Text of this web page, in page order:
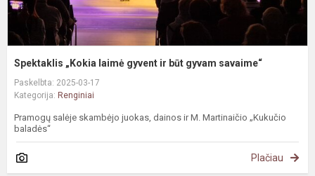
Spektaklis „Kokia laimė gyvent ir būt gyvam savaime“
Paskelbta: 2025-03-17
Kategorija: Renginiai
Pramogų salėje skambėjo juokas, dainos ir M. Martinaičio „Kukučio
baladės“
Plačiau